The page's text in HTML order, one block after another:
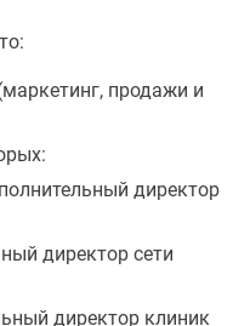
продажи и
директор
директор сети
директор клиник